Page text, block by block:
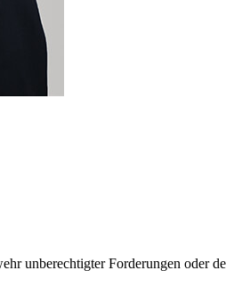
unberechtigter Forderungen oder